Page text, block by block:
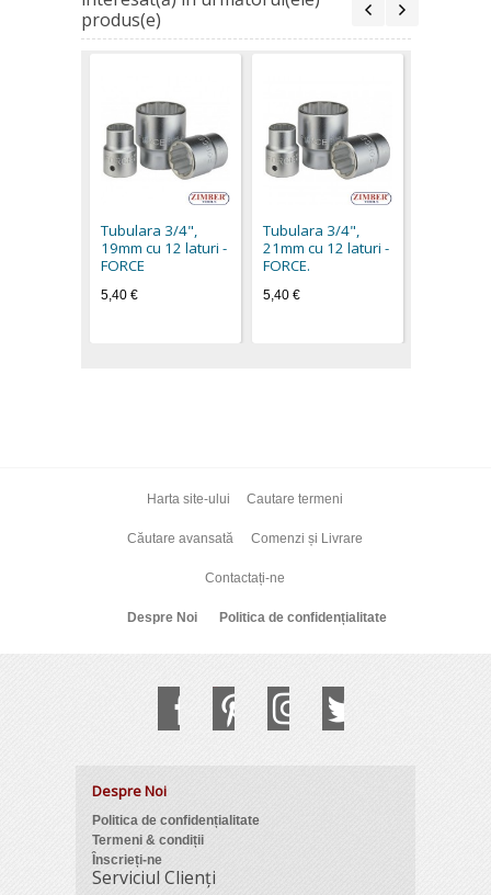
produs(e)
Tubulara 3/4",
19mm cu 12 laturi -
FORCE
5,40 €
Tubulara 3/4",
21mm cu 12 laturi -
FORCE.
5,40 €
Harta site-ului Cautare termeni
Căutare avansată Comenzi și Livrare
Contactați-ne
Despre Noi Politica de confidențialitate
Despre Noi
Politica de confidențialitate
Termeni & condiții
Înscrieți-ne
Serviciul Clienți